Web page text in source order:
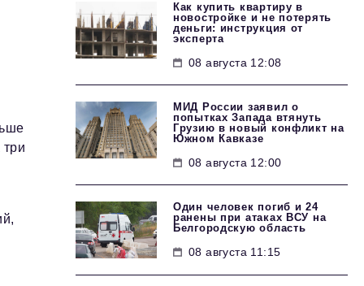
Как купить квартиру в
новостройке и не потерять
деньги: инструкция от
эксперта
08 августа 12:08
МИД России заявил о
попытках Запада втянуть
Грузию в новый конфликт на
Южном Кавказе
08 августа 12:00
Один человек погиб и 24
ранены при атаках ВСУ на
Белгородскую область
08 августа 11:15